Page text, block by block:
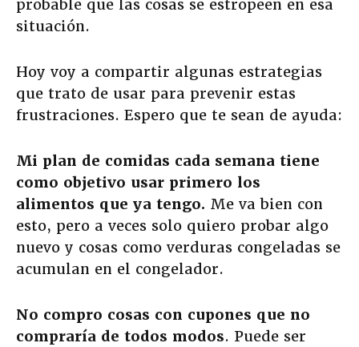
probable que las cosas se estropeen en esa
situación.
Hoy voy a compartir algunas estrategias
que trato de usar para prevenir estas
frustraciones. Espero que te sean de ayuda:
Mi plan de comidas cada semana tiene
como objetivo usar primero los
alimentos que ya tengo. Me va bien con
esto, pero a veces solo quiero probar algo
nuevo y cosas como verduras congeladas se
acumulan en el congelador.
No compro cosas con cupones que no
compraría de todos modos. Puede ser